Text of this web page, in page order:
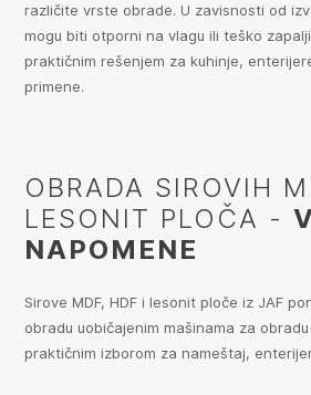
različite vrste obrade. U zavisnosti od
mogu biti otporni na vlagu ili teško
praktičnim rešenjem za kuhinje,
primene.
OBRADA SIROVIH
LESONIT PLOČA -
NAPOMENE
Sirove MDF, HDF i lesonit ploče iz JAF
obradu uobičajenim mašinama za
praktičnim izborom za nameštaj,